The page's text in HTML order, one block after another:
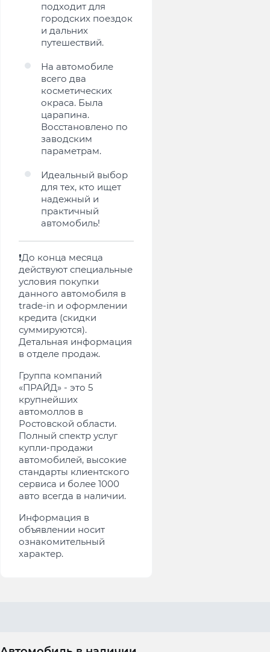
подходит для
городских поездок
и дальних
путешествий.
На автомобиле
всего два
косметических
окраса. Была
царапина.
Восстановлено по
заводским
параметрам.
Идеальный выбор
для тех, кто ищет
надежный и
практичный
автомобиль!
❗️До конца месяца
действуют специальные
условия покупки
данного автомобиля в
trade-in и оформлении
кредита (скидки
суммируются).
Детальная информация
в отделе продаж.
Группа компаний
«ПРАЙД» - это 5
крупнейших
автомоллов в
Ростовской области.
Полный спектр услуг
купли-продажи
автомобилей, высокие
стандарты клиентского
сервиса и более 1000
авто всегда в наличии.
Информация в
объявлении носит
ознакомительный
характер.